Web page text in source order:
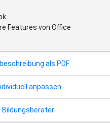
Features von Office
als PDF
anpassen
Bildungsberater